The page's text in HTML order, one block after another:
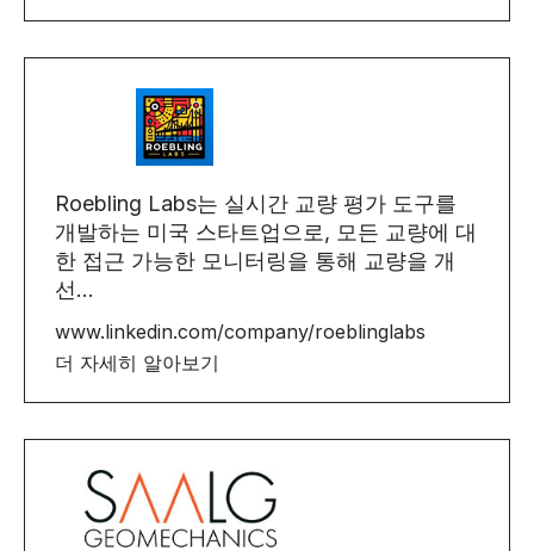
Roebling Labs는 실시간 교량 평가 도구를
개발하는 미국 스타트업으로, 모든 교량에 대
한 접근 가능한 모니터링을 통해 교량을 개
선...
www.linkedin.com/company/roeblinglabs
더 자세히 알아보기